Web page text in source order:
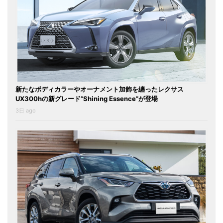
新たなボディカラーやオーナメント加飾を纏ったレクサス
UX300hの新グレード“Shining Essence”が登場
3日 ago